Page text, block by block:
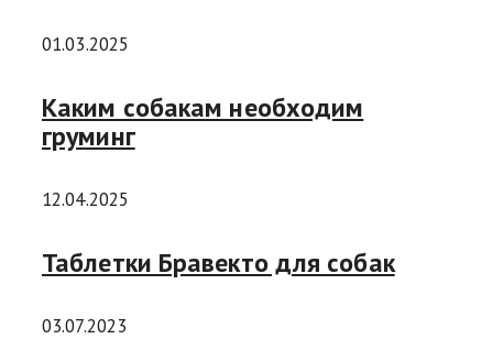
01.03.2025
Каким собакам необходим
груминг
12.04.2025
Таблетки Бравекто для собак
03.07.2023